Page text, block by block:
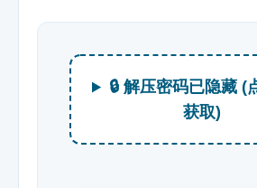
🔒 解压密码已隐藏 (
获取)